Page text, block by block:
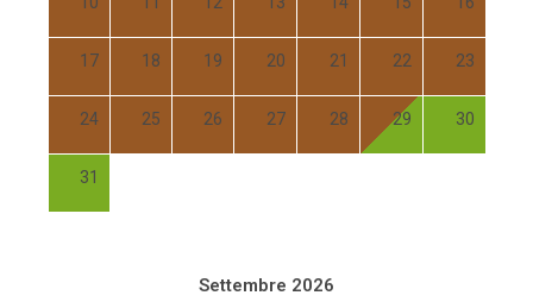
17 18 19 20 21 22 23
24 25 26 27 28 29 30
31
Settembre 2026